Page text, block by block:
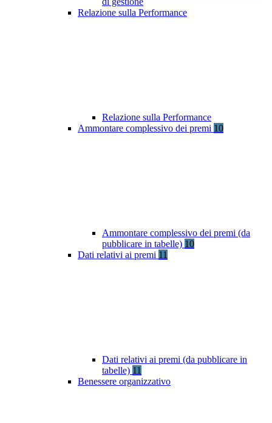
Relazione sulla Performance
Relazione sulla Performance
Ammontare complessivo dei premi 10
Ammontare complessivo dei premi (da
pubblicare in tabelle) 10
Dati relativi ai premi 11
Dati relativi ai premi (da pubblicare in
tabelle) 11
Benessere organizzativo